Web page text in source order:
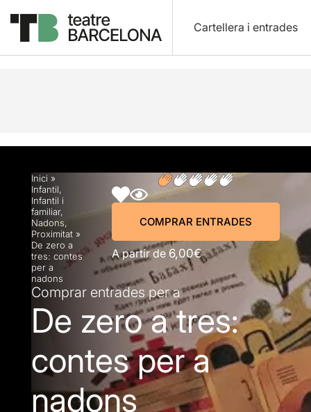
Cartellera i entrades
Descripció Horaris Fitxa artística Opinions
Inici »
Infantil,
Infantil i
familiar,
Nadons,
Proximitat »
De zero a
tres: contes
per a
nadons
A partir de 6,00€
COMPRAR ENTRADES
Comprar entrades per a
De zero a tres:
contes per a
nadons